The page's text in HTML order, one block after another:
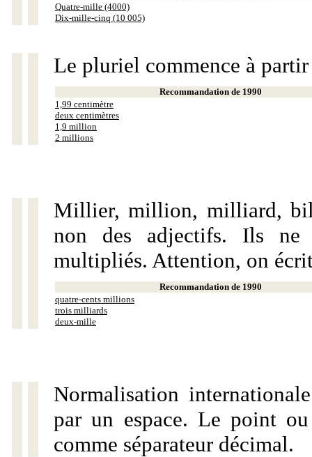
Quatre-mille (4000)
Dix-mille-cinq (10 005)
Le pluriel commence à
Recommandation de 1990
1,99 centimètre
deux centimètres
1,9 million
2 millions
Millier, million, milliard,
non des adjectifs. Ils ne
multipliés. Attention, on
Recommandation de 1990
quatre-cents millions
trois milliards
deux-mille
Normalisation
par un espace. Le point
comme séparateur décimal.